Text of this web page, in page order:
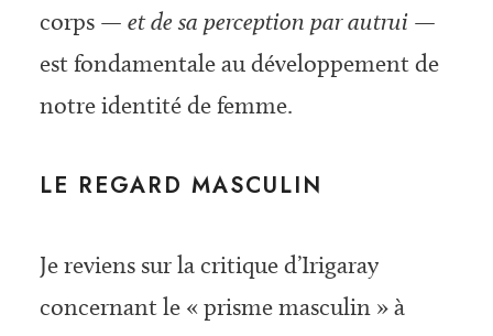
corps — et de sa perception par autrui —
est fondamentale au développement de
notre identité de femme.
LE REGARD MASCULIN
Je reviens sur la critique d’Irigaray
concernant le « prisme masculin » à